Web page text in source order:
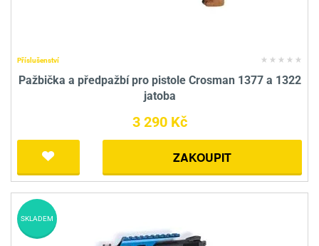
Příslušenství
Pažbička a předpažbí pro pistole Crosman 1377 a 1322
jatoba
3 290 Kč
ZAKOUPIT
SKLADEM